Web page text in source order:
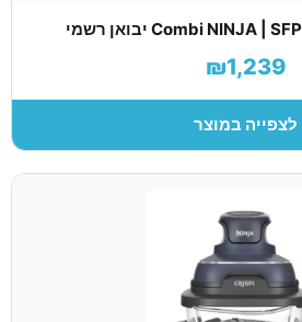
₪1,239
לצפייה במוצר